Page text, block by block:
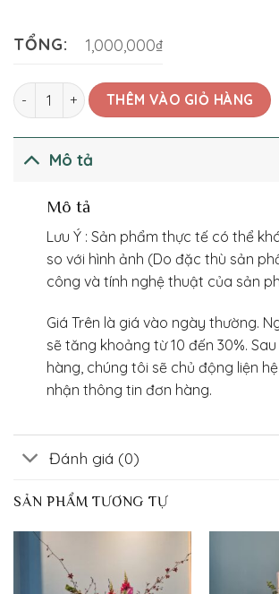
TỔNG: 1,000,000₫
Kệ Hoa Chia Buồn 0007 số lượng
THÊM VÀO GIỎ HÀNG
Mô tả
Mô tả
Lưu Ý : Sản phẩm thực tế có thể
so với hình ảnh (Do đặc thù sản
công và tính nghệ thuật của sản
Giá Trên là giá vào ngày thường.
sẽ tăng khoảng từ 10 đến 30%.
hàng, chúng tôi sẽ chủ động liện
nhận thông tin đơn hàng.
Đánh giá (0)
SẢN PHẨM TƯƠNG TỰ